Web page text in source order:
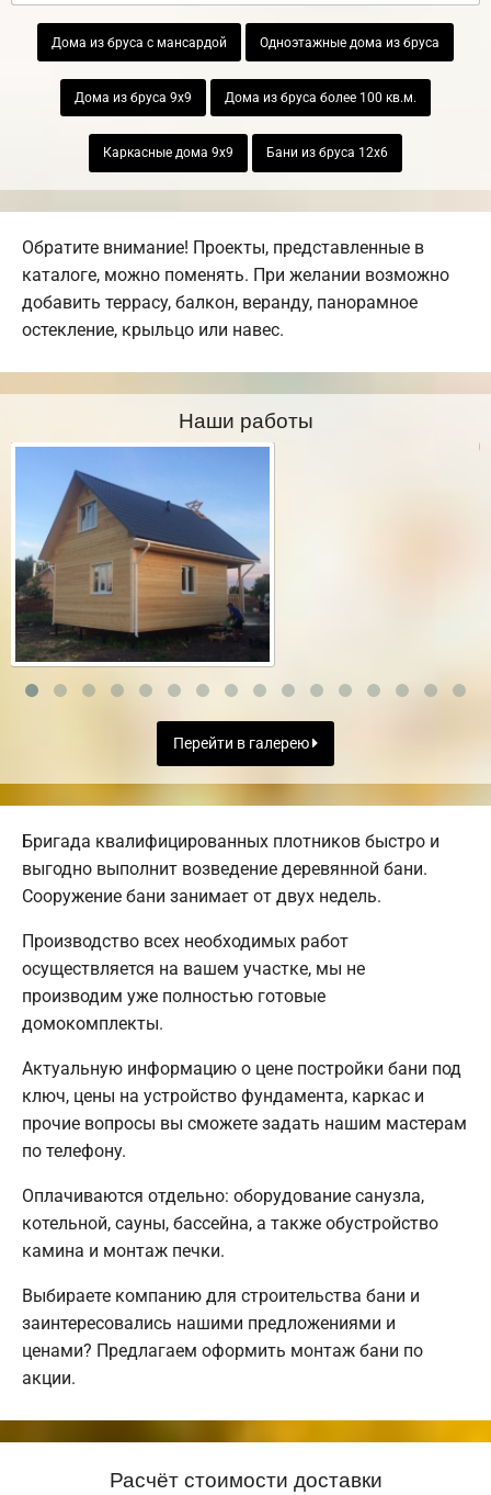
Дома из бруса с мансардой Одноэтажные дома из бруса
Дома из бруса 9х9 Дома из бруса более 100 кв.м.
Каркасные дома 9х9 Бани из бруса 12х6
Обратите внимание! Проекты, представленные в
каталоге, можно поменять. При желании возможно
добавить террасу, балкон, веранду, панорамное
остекление, крыльцо или навес.
Наши работы
Перейти в галерею
Бригада квалифицированных плотников быстро и
выгодно выполнит возведение деревянной бани.
Сооружение бани занимает от двух недель.
Производство всех необходимых работ
осуществляется на вашем участке, мы не
производим уже полностью готовые
домокомплекты.
Актуальную информацию о цене постройки бани под
ключ, цены на устройство фундамента, каркас и
прочие вопросы вы сможете задать нашим мастерам
по телефону.
Оплачиваются отдельно: оборудование санузла,
котельной, сауны, бассейна, а также обустройство
камина и монтаж печки.
Выбираете компанию для строительства бани и
заинтересовались нашими предложениями и
ценами? Предлагаем оформить монтаж бани по
акции.
Расчёт стоимости доставки